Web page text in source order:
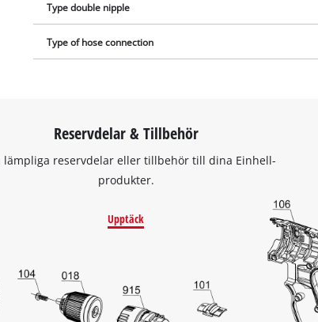
Type double nipple
Type of hose connection
Reservdelar & Tillbehör
lämpliga reservdelar eller tillbehör till dina Einhell-
produkter.
Upptäck